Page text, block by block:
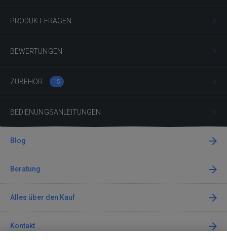
PRODUKT-FRAGEN
BEWERTUNGEN
ZUBEHÖR 15
BEDIENUNGSANLEITUNGEN
Blog
Beratung
Alles über den Kauf
Kontakt